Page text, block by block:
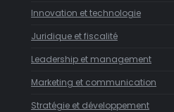
Innovation et technologie
Juridique et fiscalité
Leadership et management
Marketing et communication
Stratégie et développement